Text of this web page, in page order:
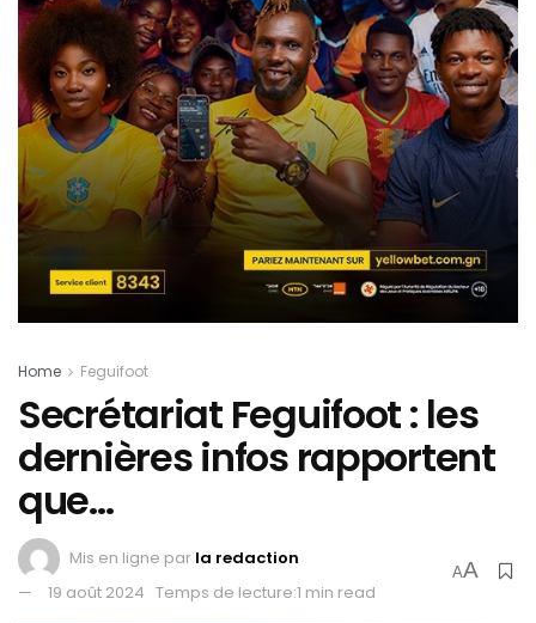
Home Feguifoot
Secrétariat Feguifoot : les
dernières infos rapportent
que…
Mis en ligne par la redaction
19 août 2024 Temps de lecture:1 min read
AA